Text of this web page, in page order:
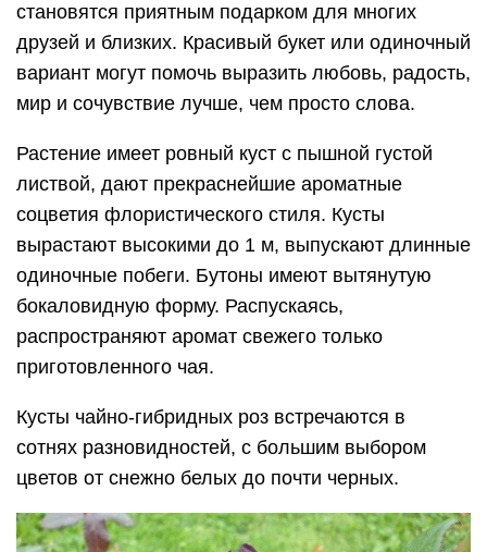
становятся приятным подарком для многих
друзей и близких. Красивый букет или одиночный
вариант могут помочь выразить любовь, радость,
мир и сочувствие лучше, чем просто слова.
Растение имеет ровный куст с пышной густой
листвой, дают прекраснейшие ароматные
соцветия флористического стиля. Кусты
вырастают высокими до 1 м, выпускают длинные
одиночные побеги. Бутоны имеют вытянутую
бокаловидную форму. Распускаясь,
распространяют аромат свежего только
приготовленного чая.
Кусты чайно-гибридных роз встречаются в
сотнях разновидностей, с большим выбором
цветов от снежно белых до почти черных.